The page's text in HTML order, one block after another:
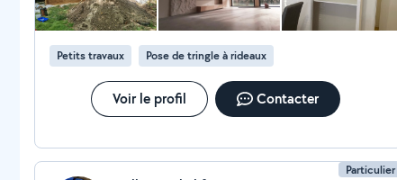
Petits travaux Pose de tringle à rideaux
Voir le profil Contacter
Particulier